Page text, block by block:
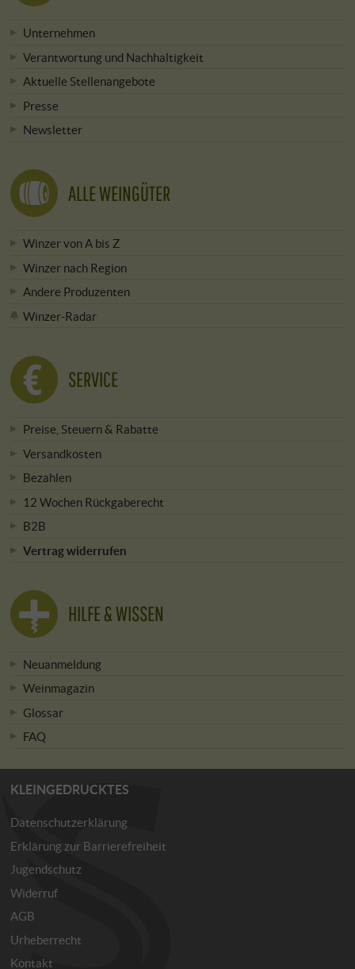
Unternehmen
Verantwortung und Nachhaltigkeit
Aktuelle Stellenangebote
Presse
Newsletter
ALLE WEINGÜTER
Winzer von A bis Z
Winzer nach Region
Andere Produzenten
Winzer-Radar
SERVICE
Preise, Steuern & Rabatte
Versandkosten
Bezahlen
12 Wochen Rückgaberecht
B2B
Vertrag widerrufen
HILFE & WISSEN
Neuanmeldung
Weinmagazin
Glossar
FAQ
KLEINGEDRUCKTES
Datenschutzerklärung
Erklärung zur Barrierefreiheit
Jugendschutz
Widerruf
AGB
Urheberrecht
Kontakt